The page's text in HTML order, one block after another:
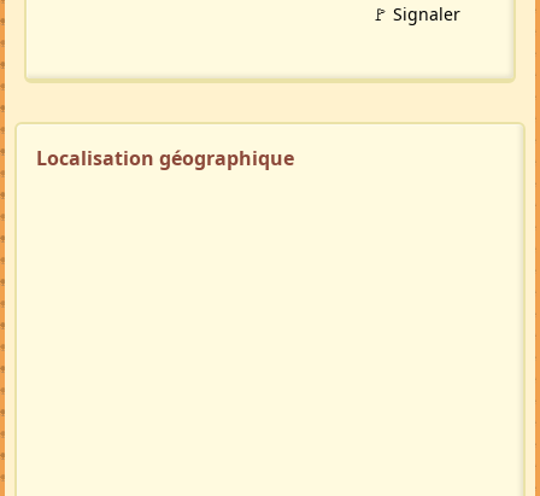
🚩 Signaler
Localisation géographique